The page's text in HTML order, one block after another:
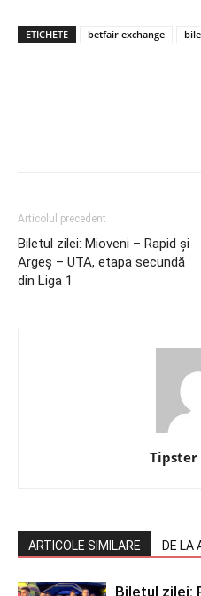
ETICHETE betfair exchange
Articolul precedent
Biletul zilei: Mioveni – Rapid și
Argeș – UTA, etapa secundă
din Liga 1
Tipster
ARTICOLE SIMILARE DE LA
Biletul zilei: